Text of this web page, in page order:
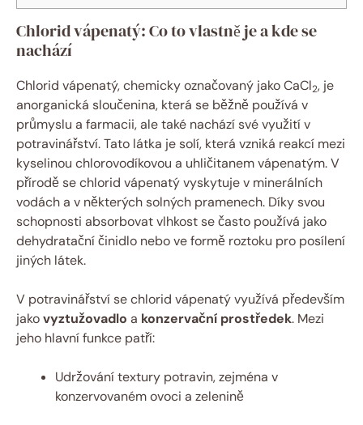
Chlorid vápenatý: Co to vlastně je a kde se
nachází
Chlorid vápenatý, chemicky označovaný jako CaCl2, je
anorganická sloučenina, která se běžně používá v
průmyslu a farmacii, ale také nachází své využití v
potravinářství. Tato látka je solí, která vzniká reakcí mezi
kyselinou chlorovodíkovou a uhličitanem vápenatým. V
přírodě se chlorid vápenatý vyskytuje v minerálních
vodách a v některých solných pramenech. Díky svou
schopnosti absorbovat vlhkost se často používá jako
dehydratační činidlo nebo ve formě roztoku pro posílení
jiných látek.
V potravinářství se chlorid vápenatý využívá především
jakovyztužovadlo a konzervační prostředek. Mezi
jeho hlavní funkce patří:
Udržování textury potravin, zejména v
konzervovaném ovoci a zelenině